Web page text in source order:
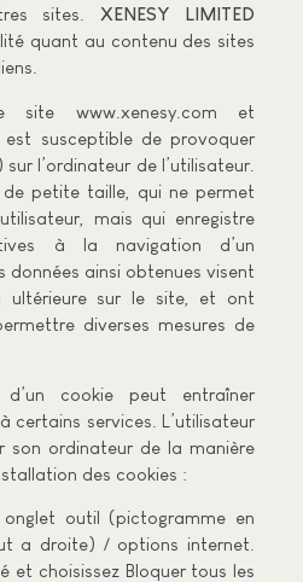
sites. XENESY LIMITED
quant au contenu des sites
www.xenesy.com et
est susceptible de provoquer
l’ordinateur de l’utilisateur.
petite taille, qui ne permet
mais qui enregistre
à la navigation d’un
données ainsi obtenues visent
ultérieure sur le site, et ont
diverses mesures de
cookie peut entraîner
certains services. L’utilisateur
son ordinateur de la manière
des cookies :
onglet outil (pictogramme en
a droite) / options internet.
et choisissez Bloquer tous les